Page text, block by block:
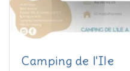
Camping de l'Ile